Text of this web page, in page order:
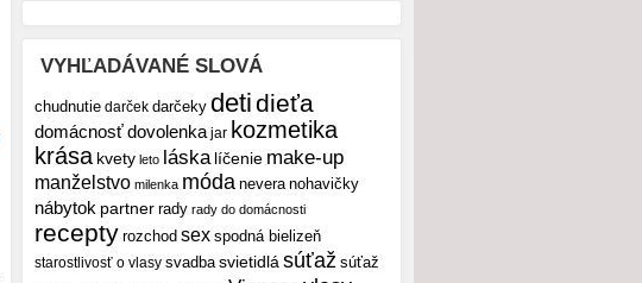
VYHĽADÁVANÉ SLOVÁ
chudnutie darček darčeky detidieťa
domácnosťdovolenka jar kozmetika
krása kvety leto láska líčenie make-up
manželstvo milenka móda nevera nohavičky
nábytok partner rady rady do domácnosti
recepty rozchod sex spodná bielizeň
starostlivosť o vlasy svadba svietidlá súťaž súťaž